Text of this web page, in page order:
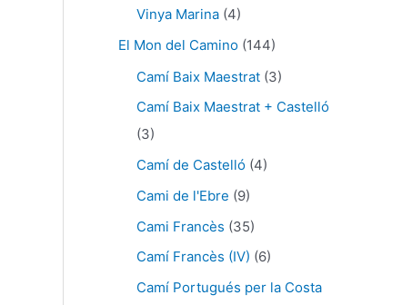
Vinya Marina (4)
El Mon del Camino (144)
Camí Baix Maestrat (3)
Camí Baix Maestrat + Castelló
(3)
Camí de Castelló (4)
Cami de l'Ebre (9)
Cami Francès (35)
Camí Francès (IV) (6)
Camí Portugués per la Costa